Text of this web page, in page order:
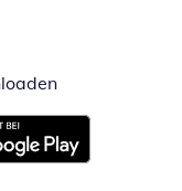
Öffnet in
Fenster